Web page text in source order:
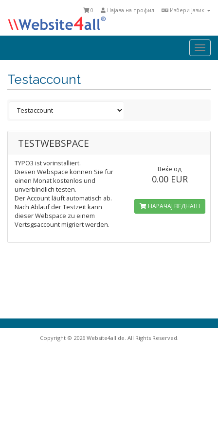
Избери јазик
Најава на профил
0
Testaccount
TESTWEBSPACE
TYPO3 ist vorinstalliert.
Diesen Webspace können Sie für
einen Monat kostenlos und
unverbindlich testen.
Der Account läuft automatisch ab.
Nach Ablauf der Testzeit kann
dieser Webspace zu einem
Vertsgsaccount migriert werden.
Веќе од
0.00 EUR
НАРАЧАЈ ВЕДНАШ
Copyright © 2026 Website4all.de. All Rights Reserved.